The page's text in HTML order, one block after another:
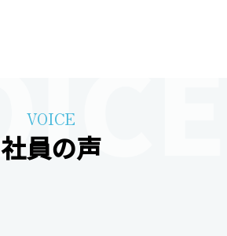
VOICE
社員の声